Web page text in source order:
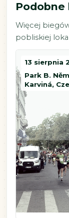
Podobne
Więcej
pobliskiej
13 sierpnia
Park B.
Karviná,
6. Běh
Ostatní
Do strony